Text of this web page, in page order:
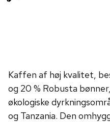
Kaffen af ​​høj kvalitet,
og 20 % Robusta
økologiske
og Tanzania. Den